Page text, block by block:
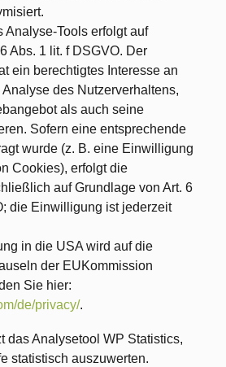
Analyse-Tools erfolgt auf
Abs. 1 lit. f DSGVO. Der
ein berechtigtes Interesse an
des Nutzerverhaltens,
als auch seine
Sofern eine entsprechende
wurde (z. B. eine Einwilligung
Cookies), erfolgt die
auf Grundlage von Art. 6
die Einwilligung ist jederzeit
in die USA wird auf die
der EUKommission
Sie hier:
de/privacy/.
das Analysetool WP Statistics,
statistisch auszuwerten.